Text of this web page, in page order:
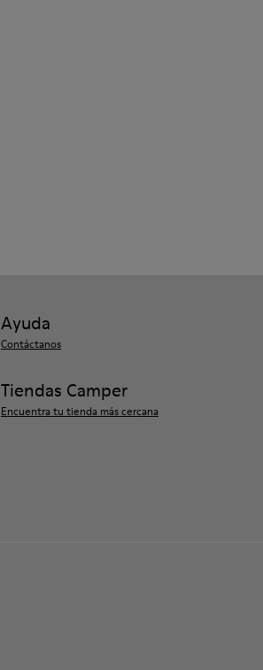
Ayuda
Contáctanos
Tiendas Camper
Encuentra tu tienda más cercana